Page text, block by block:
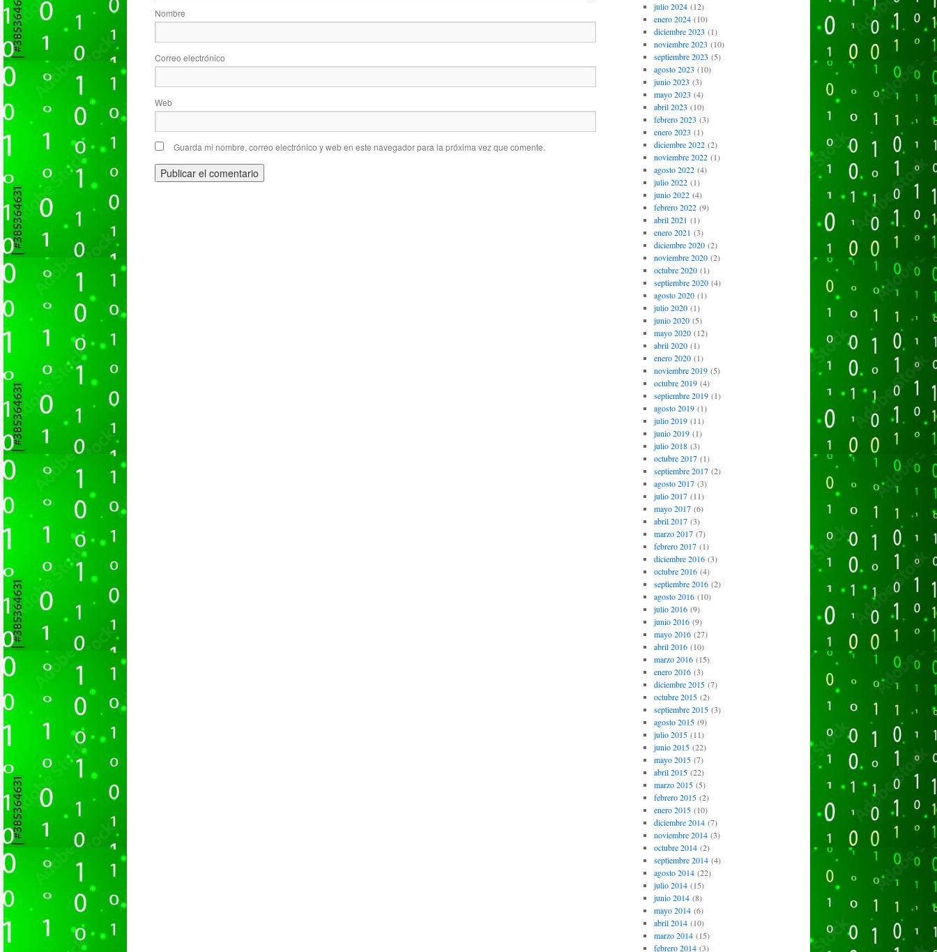
Nombre
Correo electrónico
Web
Guarda mi nombre, correo electrónico y web en este navegador para la próxima vez que comente.
julio 2024(12)
enero 2024(10)
diciembre 2023 (1)
noviembre 2023 (10)
septiembre 2023 (5)
agosto 2023 (10)
junio 2023 (3)
mayo 2023 (4)
abril 2023 (10)
febrero 2023 (3)
enero 2023 (1)
diciembre 2022(2)
noviembre 2022(1)
agosto 2022(4)
julio 2022(1)
junio 2022(4)
febrero 2022(9)
abril 2021 (1)
enero 2021 (3)
diciembre 2020(2)
noviembre 2020(2)
octubre 2020(1)
septiembre 2020(4)
agosto 2020(1)
julio 2020(1)
junio 2020(5)
mayo 2020(12)
abril 2020(1)
enero 2020(1)
noviembre 2019(5)
octubre 2019(4)
septiembre 2019(1)
agosto 2019(1)
julio 2019(11)
junio 2019(1)
julio 2018(3)
octubre 2017(1)
septiembre 2017(2)
agosto 2017(3)
julio 2017(11)
mayo 2017(6)
abril 2017(3)
marzo 2017(7)
febrero 2017(1)
diciembre 2016(3)
octubre 2016(4)
septiembre 2016(2)
agosto 2016(10)
julio 2016(9)
junio 2016(9)
mayo 2016(27)
abril 2016(10)
marzo 2016(15)
enero 2016(3)
diciembre 2015(7)
octubre 2015(2)
septiembre 2015(3)
agosto 2015(9)
julio 2015(11)
junio 2015(22)
mayo 2015(7)
abril 2015(22)
marzo 2015(5)
febrero 2015(2)
enero 2015(10)
diciembre 2014(7)
noviembre 2014(3)
octubre 2014(2)
septiembre 2014(4)
agosto 2014(22)
julio 2014(15)
junio 2014(8)
mayo 2014(6)
abril 2014(10)
marzo 2014(15)
febrero 2014(3)